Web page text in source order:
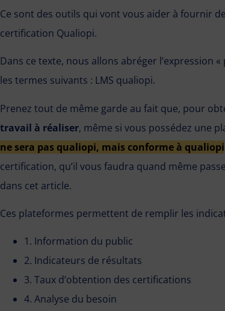
Ce sont des outils qui vont vous aider à fournir
certification Qualiopi.
Dans ce texte, nous allons abréger l’expression
les termes suivants : LMS qualiopi.
Prenez tout de même garde au fait que, pour
travail à réaliser, même si vous possédez une
ne sera pas qualiopi, mais conforme à qualiopi
certification, qu’il vous faudra quand même
dans cet article.
Ces plateformes permettent de remplir les
1. Information du public
2. Indicateurs de résultats
3. Taux d’obtention des certifications
4. Analyse du besoin